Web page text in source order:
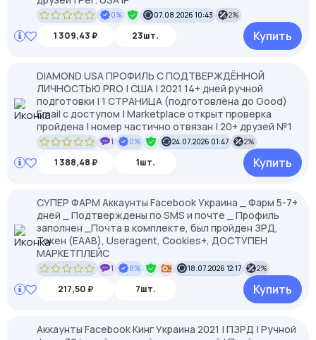
0% 07.08.2026 10:43 2%
1 309,43 ₽ 23шт. Купить
DIAMOND USA ПРОФИЛЬ С ПОДТВЕРЖДЁННОЙ
ЛИЧНОСТЬЮ PRO | США | 2021 14+ дней ручной
подготовки | 1 СТРАНИЦА (подготовлена до Good)
Email с доступом | Marketplace открыт проверка
пройдена | номер частично отвязан | 20+ друзей №1
1 0% 24.07.2026 01:47 2%
1 388,48 ₽ 1шт. Купить
СУПЕР ФАРМ Аккаунты Facebook Украина _ Фарм 5-7+
дней _ Подтверждены по SMS и почте _ Профиль
заполнен _Почта в комплекте, был пройден ЗРД,
Токен (EAAB), Useragent, Cookies+, ДОСТУПЕН
МАРКЕТПЛЕЙС
1 8% 18.07.2026 12:17 2%
217,50 ₽ 7шт. Купить
Аккаунты Facebook Кинг Украина 2021 | ПЗРД | Ручной